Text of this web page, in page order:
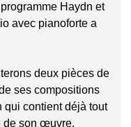
Haydn et
avec pianoforte a
deux pièces de
ses compositions
qui contient déjà tout
de son œuvre.